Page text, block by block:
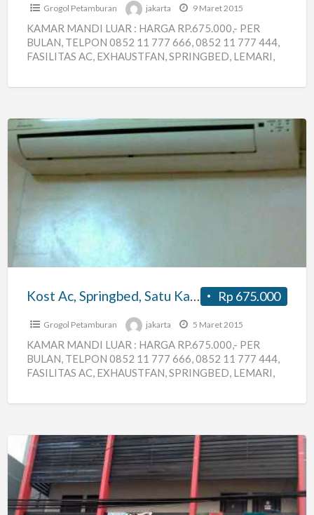
Grogol Petamburan jakarta 9 Maret 2015
KAMAR MANDI LUAR : HARGA RP.675.000,- PER
BULAN, TELPON 0852 11 777 666, 0852 11 777 444,
FASILITAS AC, EXHAUSTFAN, SPRINGBED, LEMARI,
Kost
Ac,
Springbed,
Kamar
Dua
Rp 675.000
Grogol Petamburan jakarta 5 Maret 2015
KAMAR MANDI LUAR : HARGA RP.675.000,- PER
BULAN, TELPON 0852 11 777 666, 0852 11 777 444,
FASILITAS AC, EXHAUSTFAN, SPRINGBED, LEMARI,
Murah
Kamar
Kos